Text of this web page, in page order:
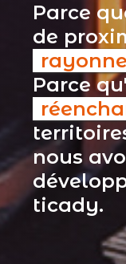
Parce
de
Parce
nous
ticady.